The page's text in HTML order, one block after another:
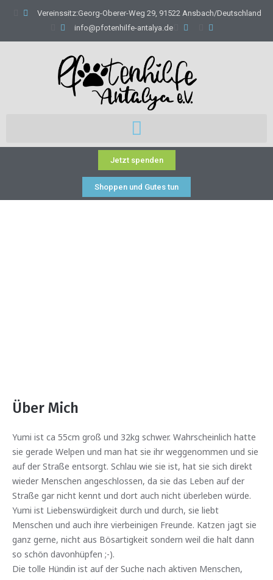
Vereinssitz:Georg-Oberer-Weg 29, 91522 Ansbach/Deutschland
info@pfotenhilfe-antalya.de
Jetzt spenden
Shoppen und Gutes tun
Über Mich
Yumi ist ca 55cm groß und 32kg schwer. Wahrscheinlich hatte
sie gerade Welpen und man hat sie ihr weggenommen und sie
auf der Straße entsorgt. Schlau wie sie ist, hat sie sich direkt
wieder Menschen angeschlossen, da sie das Leben auf der
Straße gar nicht kennt und dort auch nicht überleben würde.
Yumi ist Liebenswürdigkeit durch und durch, sie liebt
Menschen und auch ihre vierbeinigen Freunde. Katzen jagt sie
ganz gerne, nicht aus Bösartigkeit sondern weil die halt dann
so schön davonhüpfen ;-).
Die tolle Hündin ist auf der Suche nach aktiven Menschen,